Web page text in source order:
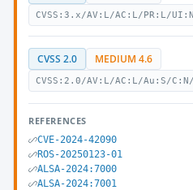
CVSS:3.x/AV:L/AC:L/PR:L/
CVSS 2.0 MEDIUM 4.6
CVSS:2.0/AV:L/AC:L/Au:S/
REFERENCES
CVE-2024-42090
ROS-20250123-01
ALSA-2024:7000
ALSA-2024:7001